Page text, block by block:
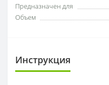
Предназначен для
Объем
Инструкция